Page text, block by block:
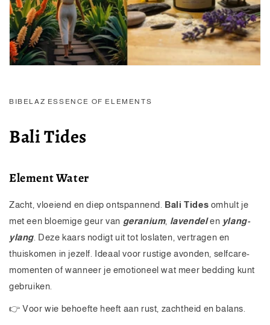
BIBELAZ ESSENCE OF ELEMENTS
Bali Tides
Element Water
Zacht, vloeiend en diep ontspannend. Bali Tides omhult je
met een bloemige geur van geranium, lavendelen ylang-
ylang . Deze kaars nodigt uit tot loslaten, vertragen en
thuiskomen in jezelf. Ideaal voor rustige avonden, selfcare-
momenten of wanneer je emotioneel wat meer bedding kunt
gebruiken.
👉 Voor wie behoefte heeft aan rust, zachtheid en balans.